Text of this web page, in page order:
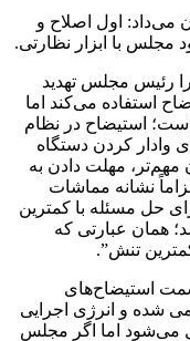
می‌داد: اول اصلاح و
مجلس با ابزار نظارتی.
رئیس مجلس تهدید
استفاده می‌کند اما
استیضاح در نظام
وادار کردن دستگاه
مهم‌تر، مهلت دادن به
نشانه مماشات
حل مسئله با کمترین
همان عبارتی که
تنش”.
سمت استیضاح‌های
شده و انرژی اجرایی
می‌شود اما اگر مجلس